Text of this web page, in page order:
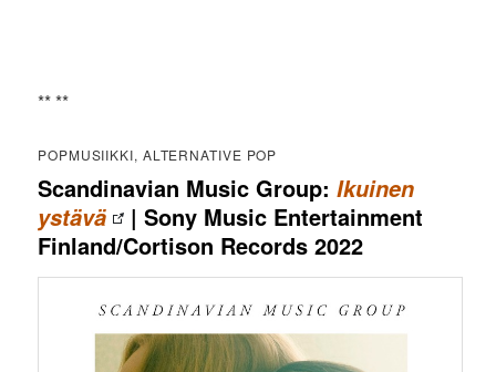
** **
POPMUSIIKKI, ALTERNATIVE POP
Scandinavian Music Group: Ikuinen
ystävä
| Sony Music Entertainment
Finland/Cortison Records 2022